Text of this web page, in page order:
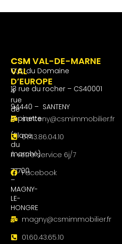
CSM
VAL
D’EUROPE
4
rue
de
l’épinette
(Place
du
marché)
77700
–
MAGNY-
LE-
HONGRE
magny@csmimmobilier.fr
01.60.43.65.10
CSM VAL-DE-MARNE
C.C. du Domaine
13 rue du rocher – CS40001
94440 – SANTENY
santeny@csmimmobilier.fr
01.43.86.04.10
À votre service 6j/7
Facebook